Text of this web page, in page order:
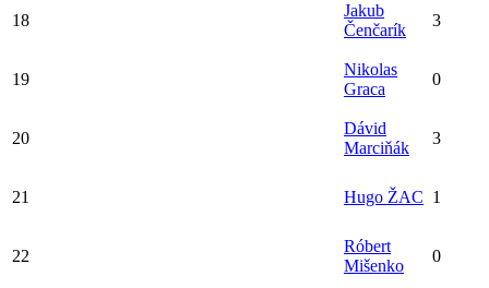
18
Jakub
Čenčarík
3
19
Nikolas
Graca
0
20
Dávid
Marciňák
3
21 Hugo ŽAC 1
22
Róbert
Mišenko
0